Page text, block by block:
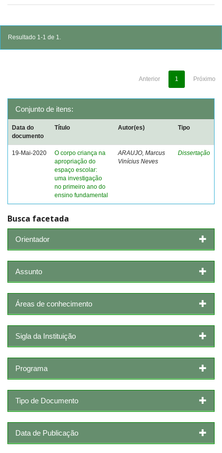
Resultado 1-1 de 1.
Anterior 1 Próximo
Conjunto de itens:
Data do
documento
Título Autor(es) Tipo
19-Mai-2020
O corpo criança na
apropriação do
espaço escolar:
uma investigação
no primeiro ano do
ensino fundamental
ARAUJO, Marcus
Vinícius Neves
Dissertação
Busca facetada
Orientador
Assunto
Áreas de conhecimento
Sigla da Instituição
Programa
Tipo de Documento
Data de Publicação